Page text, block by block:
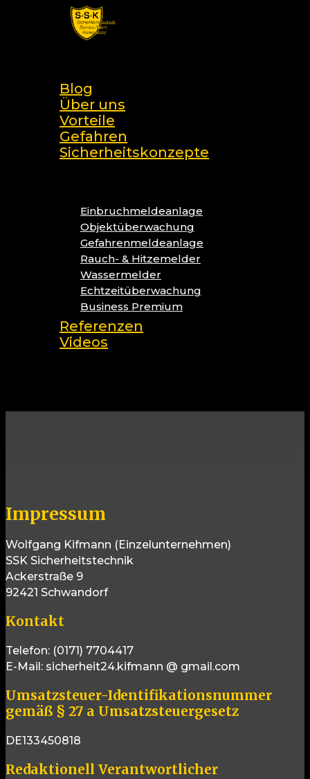
Blog
Über uns
Vorteile
Gefahren
Sicherheitskonzepte
Einbruchmeldeanlage
Objektüberwachung
Gefahrenmeldeanlage
Rauch- & Hitzemelder
Wassermelder
Echtzeitüberwachung
Business Premium
Referenzen
Videos
Impressum
Wolfgang Kifmann (Einzelunternehmen)
SSK Sicherheitstechnik
Ackerstraße 9
92421 Schwandorf
Kontakt
Telefon: (0171) 7704417
E-Mail: sicherheit24.kifmann @ gmail.com
Umsatzsteuer-Identifikationsnummer
gemäß § 27 a Umsatzsteuergesetz
DE133450818
Redaktionell Verantwortlicher